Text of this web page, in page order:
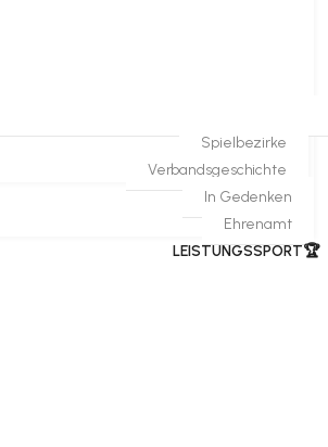
Spielbezirke
Verbandsgeschichte
In Gedenken
Ehrenamt
​LEISTUNGSSPORT🏆